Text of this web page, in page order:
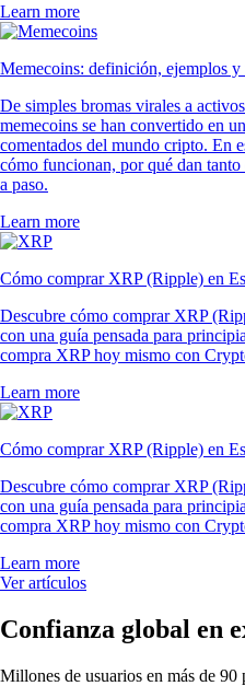
Learn more
Memecoins: definición, ejemplos y
De simples bromas virales a
memecoins se han convertido en
comentados del mundo cripto. En
cómo funcionan, por qué dan
a paso.
Learn more
Cómo comprar XRP (Ripple) en
Descubre cómo comprar XRP
con una guía pensada para
compra XRP hoy mismo con
Learn more
Cómo comprar XRP (Ripple) en
Descubre cómo comprar XRP
con una guía pensada para
compra XRP hoy mismo con
Learn more
Ver artículos
Confianza global en
Millones de usuarios en más de 90